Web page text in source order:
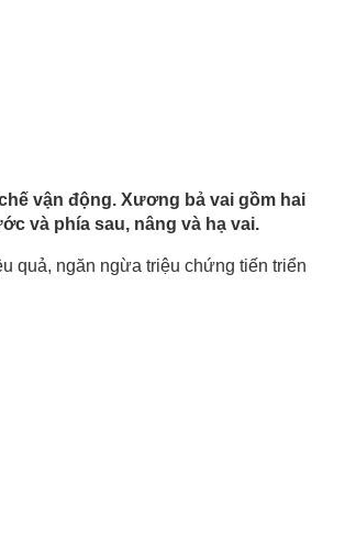
vận động. Xương bả vai gồm hai
và phía sau, nâng và hạ vai.
quả, ngăn ngừa triệu chứng tiến triển